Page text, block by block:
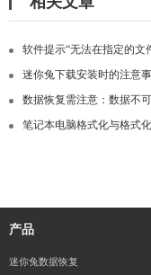
软件提示“无法在指定的文
迷你兔下载安装时的注意
数据恢复需注意：数据不
笔记本电脑格式化与格式
产品
迷你兔数据恢复